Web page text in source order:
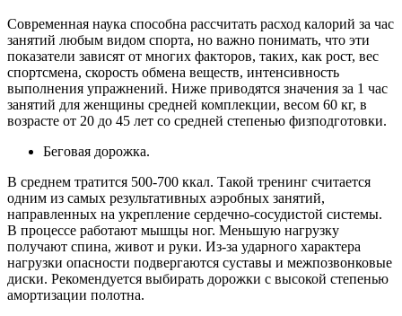
Современная наука способна рассчитать расход калорий за час
занятий любым видом спорта, но важно понимать, что эти
показатели зависят от многих факторов, таких, как рост, вес
спортсмена, скорость обмена веществ, интенсивность
выполнения упражнений. Ниже приводятся значения за 1 час
занятий для женщины средней комплекции, весом 60 кг, в
возрасте от 20 до 45 лет со средней степенью физподготовки.
Беговая дорожка.
В среднем тратится 500-700 ккал. Такой тренинг считается
одним из самых результативных аэробных занятий,
направленных на укрепление сердечно-сосудистой системы.
В процессе работают мышцы ног. Меньшую нагрузку
получают спина, живот и руки. Из-за ударного характера
нагрузки опасности подвергаются суставы и межпозвонковые
диски. Рекомендуется выбирать дорожки с высокой степенью
амортизации полотна.